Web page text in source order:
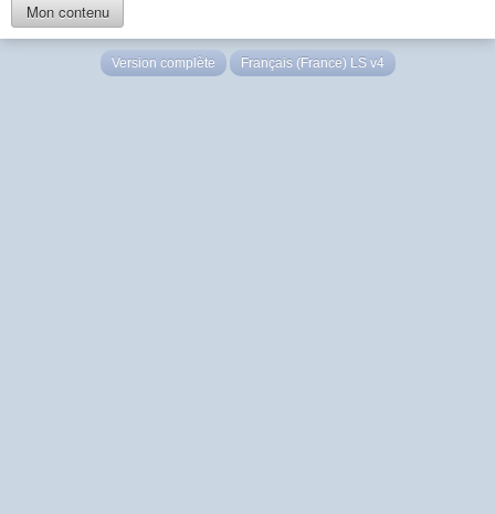
Mon contenu
Version complète Français (France) LS v4